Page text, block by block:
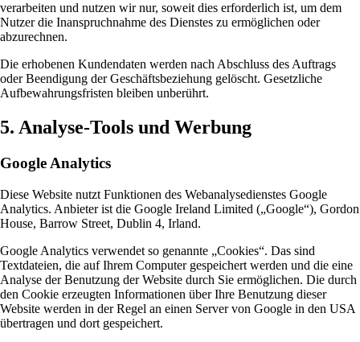
verarbeiten und nutzen wir nur, soweit dies erforderlich ist, um dem
Nutzer die Inanspruchnahme des Dienstes zu ermöglichen oder
abzurechnen.
Die erhobenen Kundendaten werden nach Abschluss des Auftrags
oder Beendigung der Geschäftsbeziehung gelöscht. Gesetzliche
Aufbewahrungsfristen bleiben unberührt.
5. Analyse-Tools und Werbung
Google Analytics
Diese Website nutzt Funktionen des Webanalysedienstes Google
Analytics. Anbieter ist die Google Ireland Limited („Google“), Gordon
House, Barrow Street, Dublin 4, Irland.
Google Analytics verwendet so genannte „Cookies“. Das sind
Textdateien, die auf Ihrem Computer gespeichert werden und die eine
Analyse der Benutzung der Website durch Sie ermöglichen. Die durch
den Cookie erzeugten Informationen über Ihre Benutzung dieser
Website werden in der Regel an einen Server von Google in den USA
übertragen und dort gespeichert.